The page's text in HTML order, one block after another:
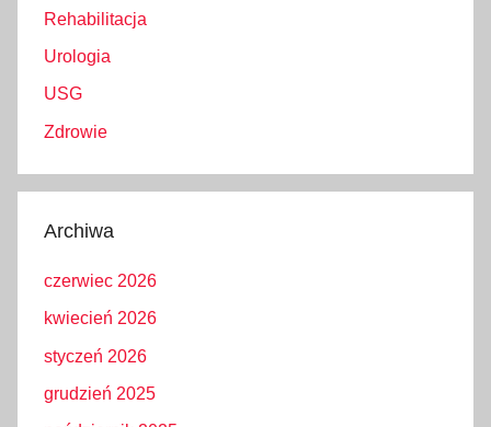
Rehabilitacja
Urologia
USG
Zdrowie
Archiwa
czerwiec 2026
kwiecień 2026
styczeń 2026
grudzień 2025